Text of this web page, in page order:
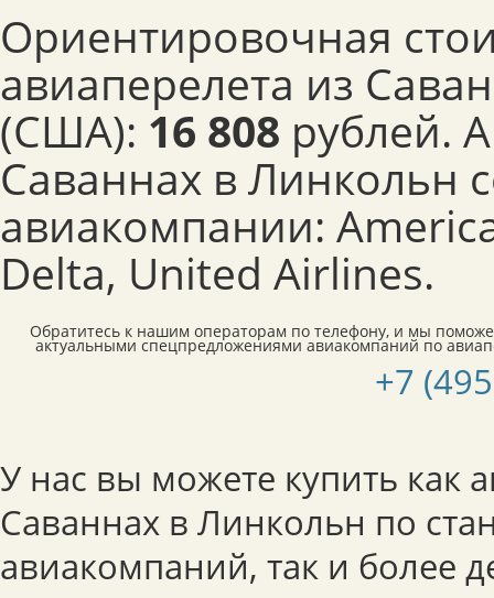
Ориентировочная
авиаперелета из
(США): 16 808 рублей.
Саваннах в Линкольн
авиакомпании:
Delta, United Airlines.
Обратитесь к нашим операторам по телефону, и мы
актуальными спецпредложениями авиакомпаний по
+7
У нас вы можете купить как
Саваннах в Линкольн по
авиакомпаний, так и более